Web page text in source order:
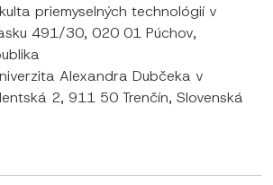
priemyselných technológií v
491/30, 020 01 Púchov,
Alexandra Dubčeka v
2, 911 50 Trenčín, Slovenská